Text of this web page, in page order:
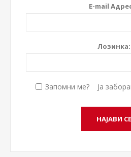
E-mail
Лозинка:
Запомни ме? Ја